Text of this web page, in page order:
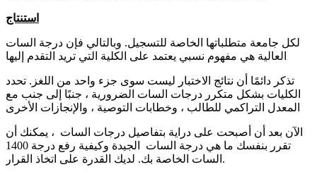
استنتاج
لكل جامعة متطلباتها الخاصة للتسجيل. وبالتالي فإن درجة السات
العالية هي مفهوم نسبي يعتمد على الكلية التي تريد التقدم إليها
تذكر دائمًا أن نتائج الاختبار ليست سوى جزء واحد من اللغز. تحدد
الكليات بشكل متكرر درجات السات الضرورية ، جنبًا إلى جنب مع
المعدل التراكمي للطالب ، وخطابات التوصية ، والإنجازات الأخرى
الآن بعد أن أصبحت على دراية بتفاصيل درجات السات ، يمكنك أن
تقرر بنفسك ما هي درجة السات الجيدة وكيفية رفع درجة 1400
السات الخاصة بك. لديك القدرة على اتخاذ القرار.